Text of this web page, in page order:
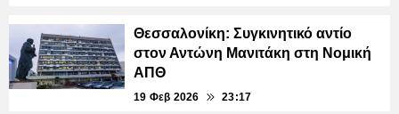
Θεσσαλονίκη: Συγκινητικό αντίο
στον Αντώνη Μανιτάκη στη Νομική
ΑΠΘ
19 Φεβ 2026 23:17